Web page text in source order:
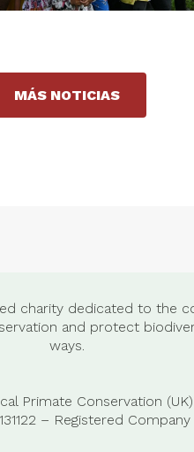
MÁS NOTICIAS
charity dedicated to the
and protect
ways.
Primate Conservation (UK)
– Registered Company